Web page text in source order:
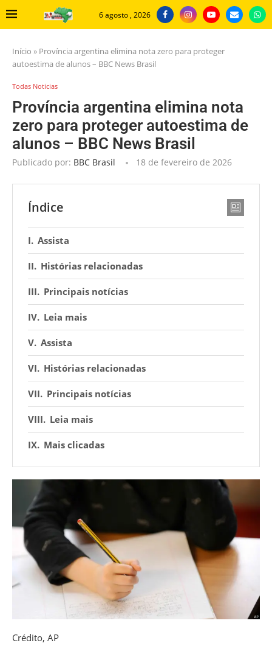
6 agosto , 2026
Início » Província argentina elimina nota zero para proteger
autoestima de alunos – BBC News Brasil
Todas Noticias
Província argentina elimina nota
zero para proteger autoestima de
alunos – BBC News Brasil
Publicado por: BBC Brasil 18 de fevereiro de 2026
Índice
Assista
Histórias relacionadas
Principais notícias
Leia mais
Assista
Histórias relacionadas
Principais notícias
Leia mais
Mais clicadas
Crédito, AP